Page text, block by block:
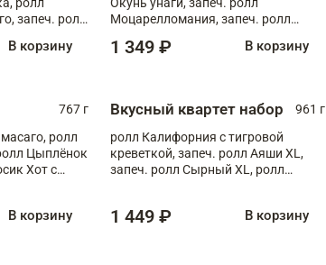
запеч. ролл
В корзину
Моцарелломания, запеч. ролл
1 349 ₽ В корзину
767 г
ролл
Цыплёнок
Хот с
В корзину
Вкусный квартет набор
961 г
ролл Калифорния с тигровой
креветкой, запеч. ролл Аяши XL,
запеч. ролл Сырный XL, ролл
1 449 ₽ В корзину